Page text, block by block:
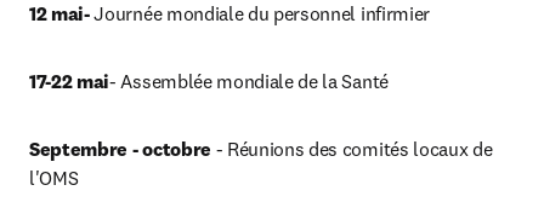
12 mai- Journée mondiale du personnel infirmier
17-22 mai- Assemblée mondiale de la Santé
Septembre - octobre - Réunions des comités locaux de
l'OMS